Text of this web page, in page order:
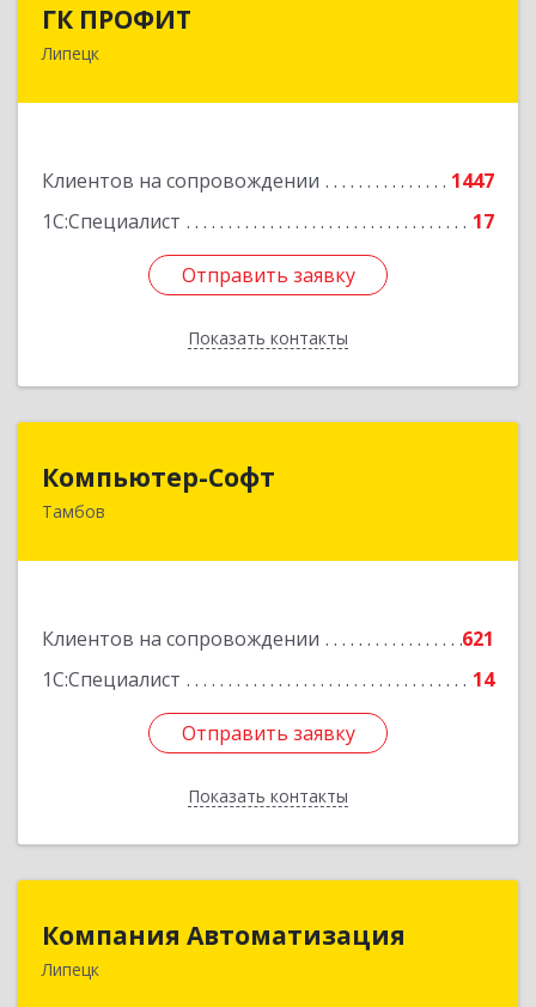
ГК ПРОФИТ
Липецк
Клиентов на сопровождении
1447
1С:Специалист
17
Отправить заявку
Показать контакты
398001, Липецкая обл, Липецк г, Советская ул,
Отправить заявку
Назад
Компьютер-Софт
Тамбов
Клиентов на сопровождении
621
1С:Специалист
14
Отправить заявку
Показать контакты
392000, Тамбовская обл, Тамбов г, Советская
Отправить заявку
Назад
Компания Автоматизация
Липецк398001, Липецкая обл, Липецк г, Победы пл,